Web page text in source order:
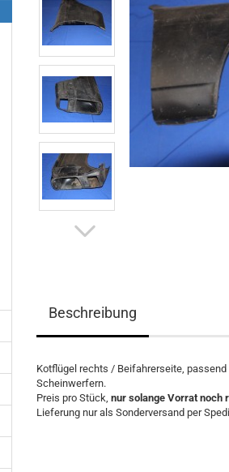
Beschreibung
Kotflügel rechts / Beifahrerseite,
Scheinwerfern.
Preis pro Stück, nur solange Vorrat noch
Lieferung nur als Sonderversand per